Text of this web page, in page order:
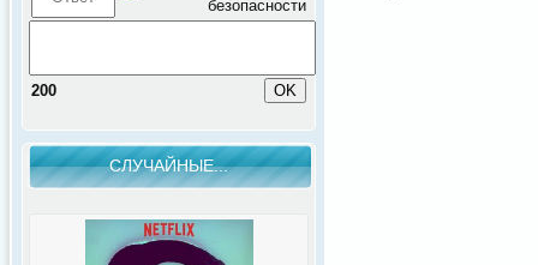
200
СЛУЧАЙНЫЕ...